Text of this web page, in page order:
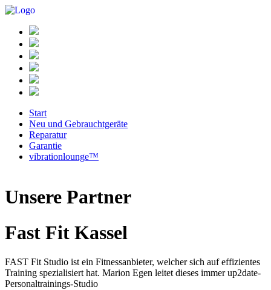
Start
Neu und Gebrauchtgeräte
Reparatur
Garantie
vibrationlounge™
Unsere Partner
Fast Fit Kassel
FAST Fit Studio ist ein Fitnessanbieter, welcher sich auf effizientes
Training spezialisiert hat. Marion Egen leitet dieses immer up2date-
Personaltrainings-Studio